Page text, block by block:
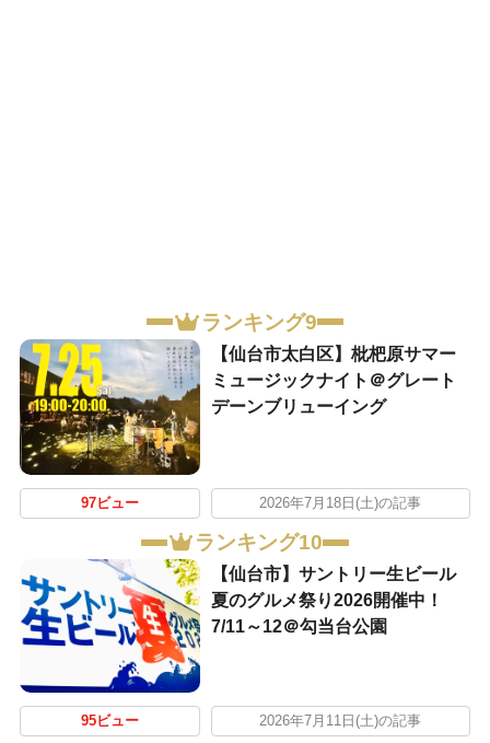
ランキング9
【仙台市太白区】枇杷原サマー
ミュージックナイト＠グレート
デーンブリューイング
97ビュー 2026年7月18日(土)の記事
ランキング10
【仙台市】サントリー生ビール
夏のグルメ祭り2026開催中！
7/11～12＠勾当台公園
95ビュー 2026年7月11日(土)の記事